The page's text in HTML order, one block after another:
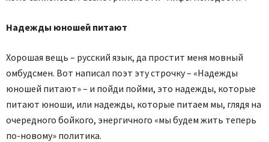
Надежды юношей питают
Хорошая вещь – русский язык, да простит меня мовный
омбудсмен. Вот написал поэт эту строчку – «Надежды
юношей питают» – и пойди пойми, это надежды, которые
питают юноши, или надежды, которые питаем мы, глядя на
очередного бойкого, энергичного «мы будем жить теперь
по-новому» политика.